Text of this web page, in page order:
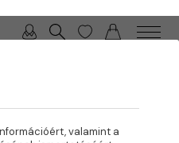
valamint a